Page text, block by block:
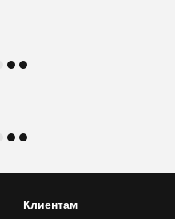
Клиентам